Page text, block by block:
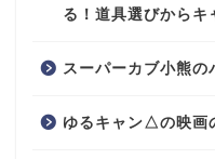
る！道具選びからキ
スーパーカブ小熊の
ゆるキャン△の映画